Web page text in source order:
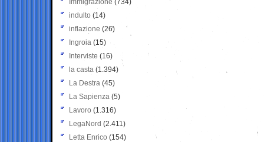
Immigrazione (734)
indulto (14)
inflazione (26)
Ingroia (15)
Interviste (16)
la casta (1.394)
La Destra (45)
La Sapienza (5)
Lavoro (1.316)
LegaNord (2.411)
Letta Enrico (154)